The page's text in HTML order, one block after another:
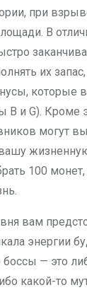
при
В
их
которые
B и G). Кроме
могут
100 монет,
вам
энергии
— это
какой-то